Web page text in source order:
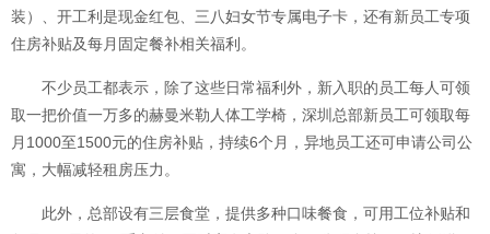
装）、开工利是现金红包、三八妇女节专属电子卡，还有新员工专项
住房补贴及每月固定餐补相关福利。
不少员工都表示，除了这些日常福利外，新入职的员工每人可领
取一把价值一万多的赫曼米勒人体工学椅，深圳总部新员工可领取每
月1000至1500元的住房补贴，持续6个月，异地员工还可申请公司公
寓，大幅减轻租房压力。
此外，总部设有三层食堂，提供多种口味餐食，可用工位补贴和